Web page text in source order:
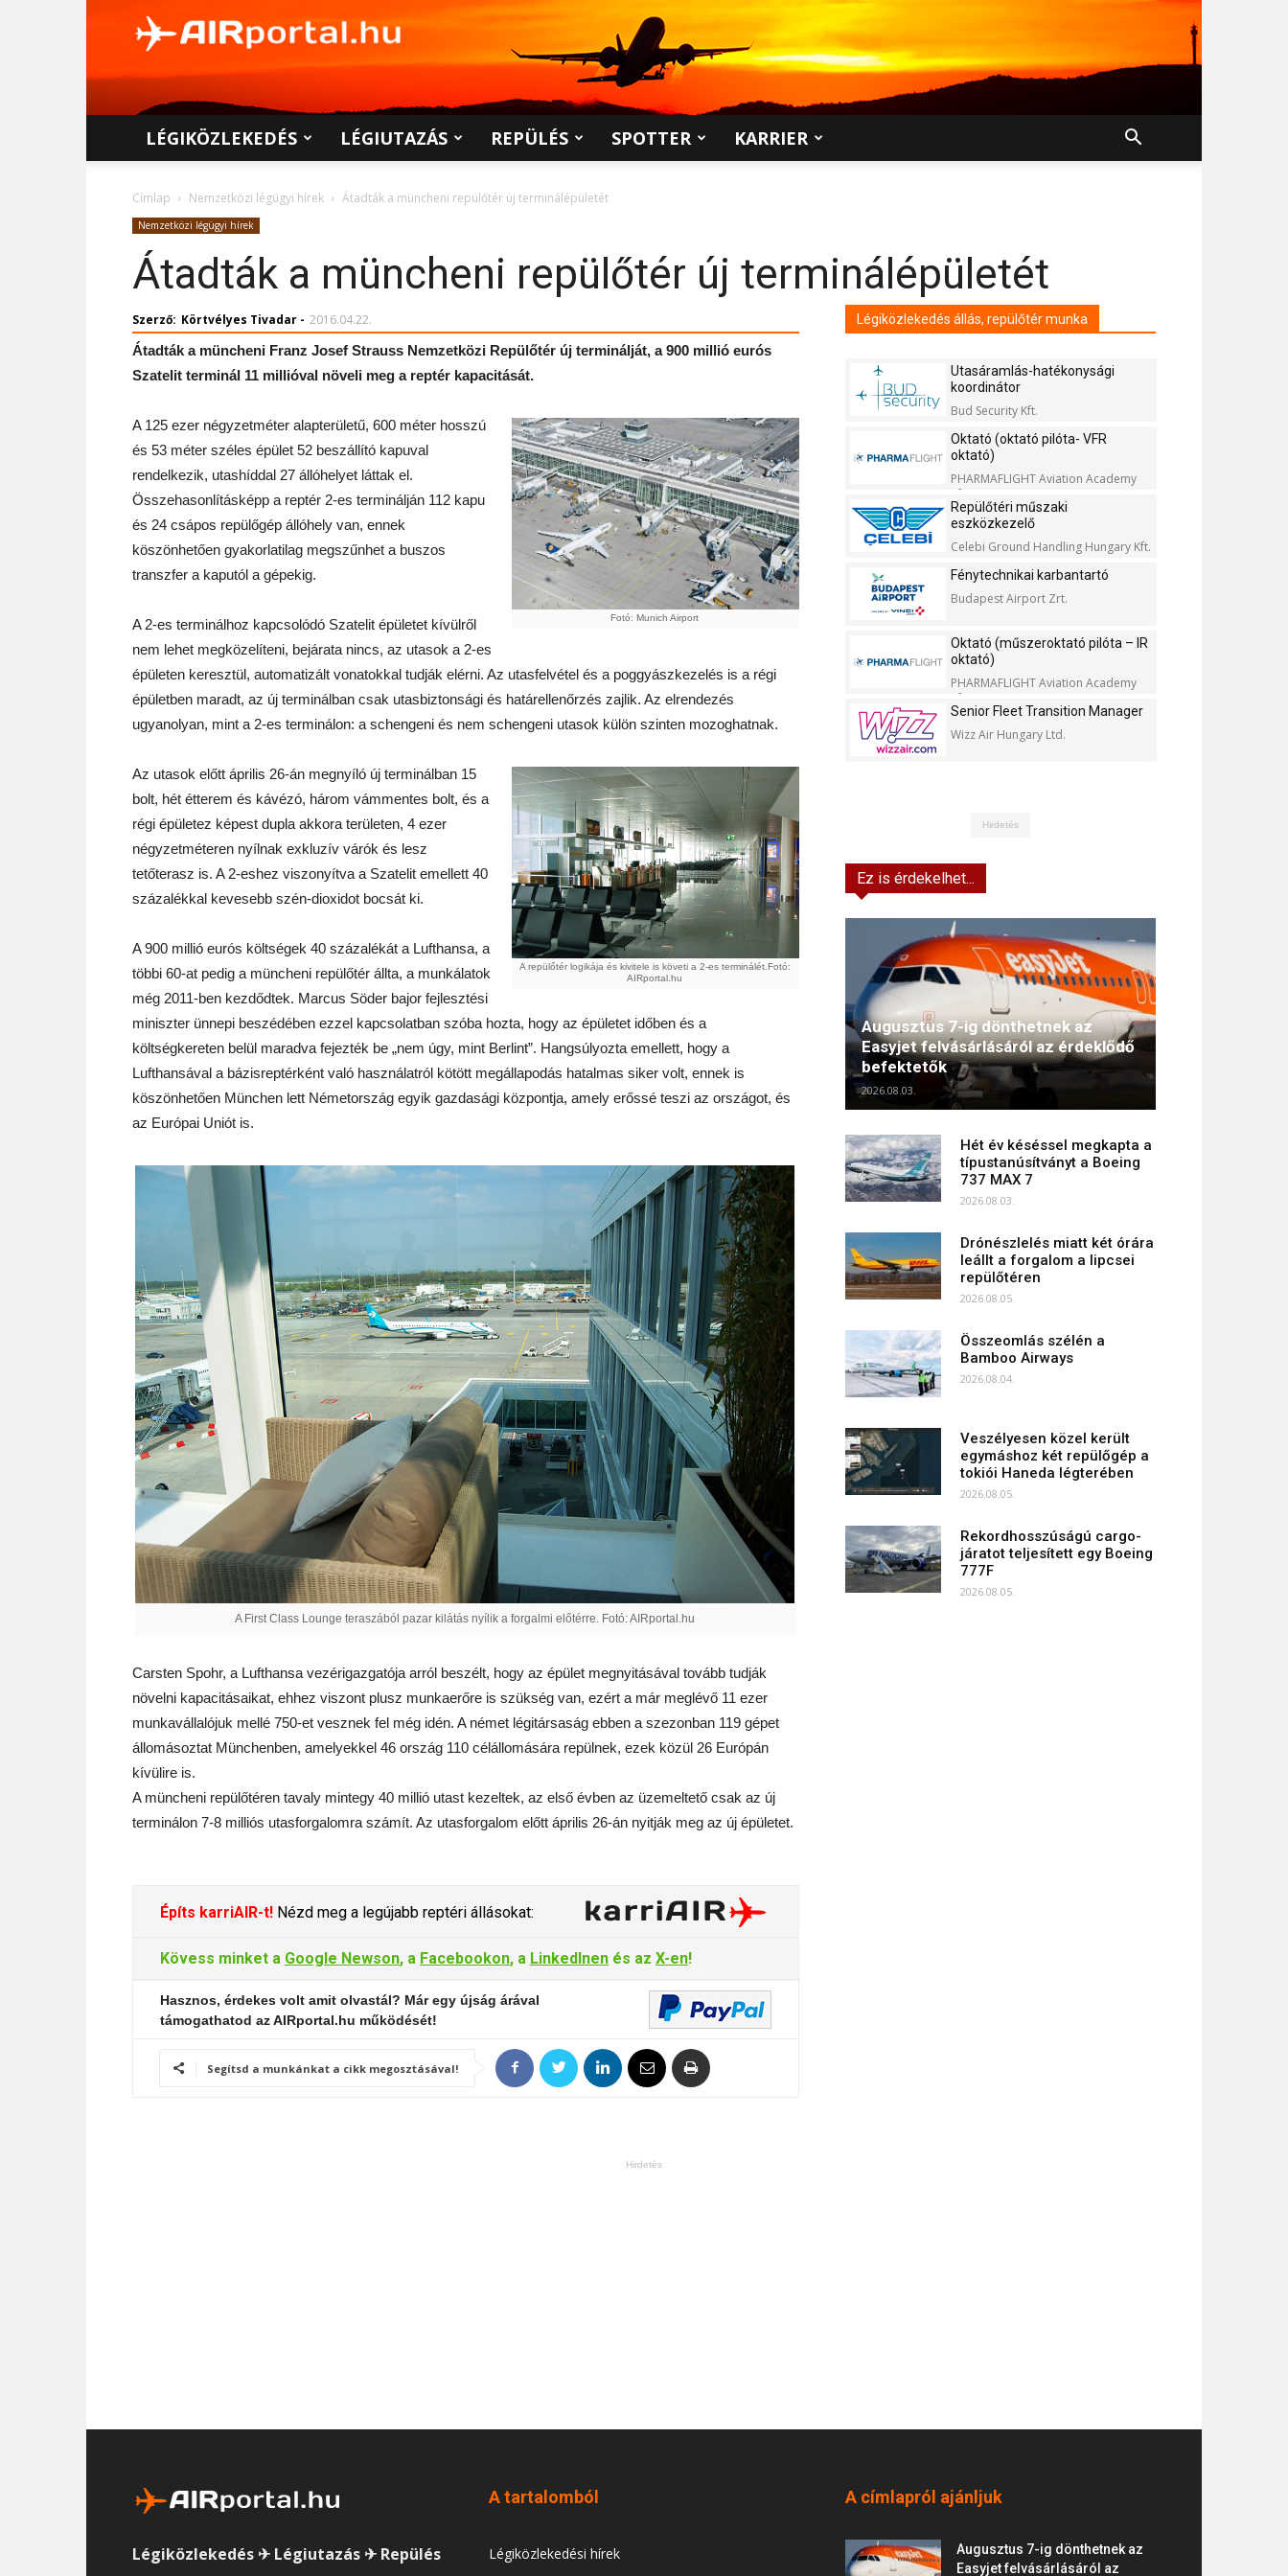
LÉGIKÖZLEKEDÉS LÉGIUTAZÁS REPÜLÉS SPOTTER KARRIER
Címlap Nemzetközi légügyi hírek Átadták a müncheni repülőtér új terminálépületét
Nemzetközi légügyi hírek
Átadták a müncheni repülőtér új terminálépületét
Szerző: Körtvélyes Tivadar - 2016.04.22.
Átadták a müncheni Franz Josef Strauss Nemzetközi Repülőtér új terminálját, a 900 millió eurós
Szatelit terminál 11 millióval növeli meg a reptér kapacitását.
Fotó: Munich Airport
A 125 ezer négyzetméter alapterületű, 600 méter hosszú
és 53 méter széles épület 52 beszállító kapuval
rendelkezik, utashíddal 27 állóhelyet láttak el.
Összehasonlításképp a reptér 2-es terminálján 112 kapu
és 24 csápos repülőgép állóhely van, ennek
köszönhetően gyakorlatilag megszűnhet a buszos
transzfer a kaputól a gépekig.
A 2-es terminálhoz kapcsolódó Szatelit épületet kívülről
nem lehet megközelíteni, bejárata nincs, az utasok a 2-es
épületen keresztül, automatizált vonatokkal tudják elérni. Az utasfelvétel és a poggyászkezelés is a régi
épületben maradt, az új terminálban csak utasbiztonsági és határellenőrzés zajlik. Az elrendezés
ugyanolyan, mint a 2-es terminálon: a schengeni és nem schengeni utasok külön szinten mozoghatnak.
A repülőtér logikája és kivitele is követi a 2-es terminálét.Fotó:
AIRportal.hu
Az utasok előtt április 26-án megnyíló új terminálban 15
bolt, hét étterem és kávézó, három vámmentes bolt, és a
régi épületez képest dupla akkora területen, 4 ezer
négyzetméteren nyílnak exkluzív várók és lesz
tetőterasz is. A 2-eshez viszonyítva a Szatelit emellett 40
százalékkal kevesebb szén-dioxidot bocsát ki.
A 900 millió eurós költségek 40 százalékát a Lufthansa, a
többi 60-at pedig a müncheni repülőtér állta, a munkálatok
még 2011-ben kezdődtek. Marcus Söder bajor fejlesztési
miniszter ünnepi beszédében ezzel kapcsolatban szóba hozta, hogy az épületet időben és a
költségkereten belül maradva fejezték be „nem úgy, mint Berlint”. Hangsúlyozta emellett, hogy a
Lufthansával a bázisreptérként való használatról kötött megállapodás hatalmas siker volt, ennek is
köszönhetően München lett Németország egyik gazdasági központja, amely erőssé teszi az országot, és
az Európai Uniót is.
A First Class Lounge teraszából pazar kilátás nyílik a forgalmi előtérre. Fotó: AIRportal.hu
Carsten Spohr, a Lufthansa vezérigazgatója arról beszélt, hogy az épület megnyitásával tovább tudják
növelni kapacitásaikat, ehhez viszont plusz munkaerőre is szükség van, ezért a már meglévő 11 ezer
munkavállalójuk mellé 750-et vesznek fel még idén. A német légitársaság ebben a szezonban 119 gépet
állomásoztat Münchenben, amelyekkel 46 ország 110 célállomására repülnek, ezek közül 26 Európán
kívülire is.
A müncheni repülőtéren tavaly mintegy 40 millió utast kezeltek, az első évben az üzemeltető csak az új
terminálon 7-8 milliós utasforgalomra számít. Az utasforgalom előtt április 26-án nyitják meg az új épületet.
Építs karriAIR-t! Nézd meg a legújabb reptéri állásokat:
Kövess minket a Google Newson, a Facebookon, a LinkedInen és az X-en!
Hasznos, érdekes volt amit olvastál? Már egy újság árával
támogathatod az AIRportal.hu működését!
Segítsd a munkánkat a cikk megosztásával!
Légiközlekedés állás, repülőtér munka
Utasáramlás-hatékonysági
koordinátor
Bud Security Kft.
Oktató (oktató pilóta- VFR
oktató)
PHARMAFLIGHT Aviation Academy
Kft.
Repülőtéri műszaki
eszközkezelő
Celebi Ground Handling Hungary Kft.
Fénytechnikai karbantartó
Budapest Airport Zrt.
Oktató (műszeroktató pilóta – IR
oktató)
PHARMAFLIGHT Aviation Academy
Kft.
Senior Fleet Transition Manager
Wizz Air Hungary Ltd.
Hirdetés
Ez is érdekelhet...
Augusztus 7-ig dönthetnek az
Easyjet felvásárlásáról az érdeklődő
befektetők
2026.08.03.
Hét év késéssel megkapta a
típustanúsítványt a Boeing
737 MAX 7
2026.08.03.
Drónészlelés miatt két órára
leállt a forgalom a lipcsei
repülőtéren
2026.08.05.
Összeomlás szélén a
Bamboo Airways
2026.08.04.
Veszélyesen közel került
egymáshoz két repülőgép a
tokiói Haneda légterében
2026.08.05.
Rekordhosszúságú cargo-
járatot teljesített egy Boeing
777F
2026.08.05.
Hirdetés
Légiközlekedés ✈ Légiutazás ✈ Repülés
A tartalomból
Légiközlekedési hírek
A címlapról ajánljuk
Augusztus 7-ig dönthetnek az
Easyjet felvásárlásáról az